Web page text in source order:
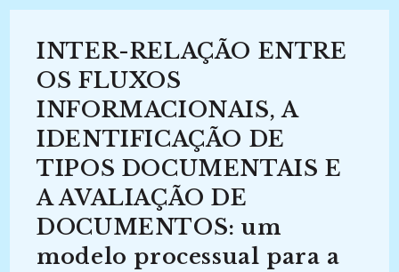
MEMÓRIA
Estudo
Sobre
A
Avaliação
De
Documentos
(2015-
2018)
INTER-RELAÇÃO ENTRE
OS FLUXOS
INFORMACIONAIS, A
IDENTIFICAÇÃO DE
TIPOS DOCUMENTAIS E
A AVALIAÇÃO DE
DOCUMENTOS: um
modelo processual para a